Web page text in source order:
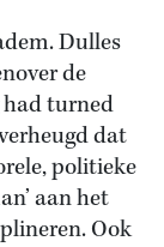
Dulles
de
had turned
dat
politieke
aan het
Ook